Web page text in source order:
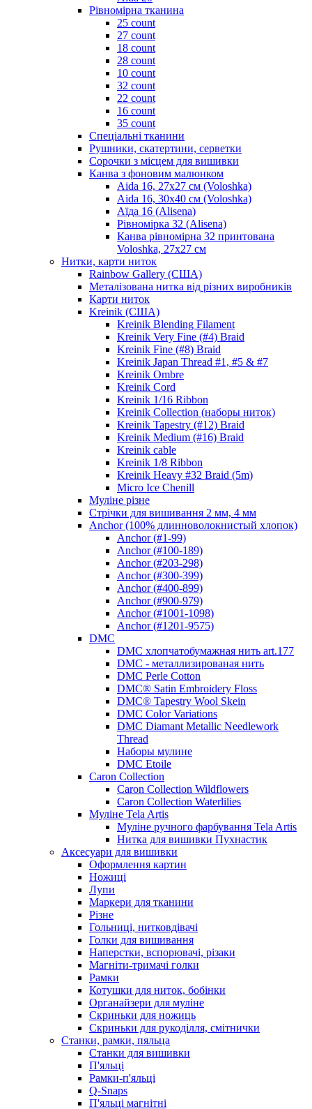
Рівномірна тканина
25 count
27 count
18 count
28 count
10 count
32 count
22 count
16 count
35 count
Спеціальні тканини
Рушники, скатертини, серветки
Сорочки з місцем для вишивки
Канва з фоновим малюнком
Aida 16, 27х27 см (Voloshka)
Aida 16, 30х40 см (Voloshka)
Аїда 16 (Alisena)
Рівномірка 32 (Alisena)
Канва рівномірна 32 принтована
Voloshka, 27х27 см
Нитки, карти ниток
Rainbow Gallery (США)
Металізована нитка від різних виробників
Карти ниток
Kreinik (США)
Kreinik Blending Filament
Kreinik Very Fine (#4) Braid
Kreinik Fine (#8) Braid
Kreinik Japan Thread #1, #5 & #7
Kreinik Ombre
Kreinik Cord
Kreinik 1/16 Ribbon
Kreinik Collection (наборы ниток)
Kreinik Tapestry (#12) Braid
Kreinik Medium (#16) Braid
Kreinik cable
Kreinik 1/8 Ribbon
Kreinik Heavy #32 Braid (5m)
Micro Ice Chenill
Муліне різне
Стрічки для вишивання 2 мм, 4 мм
Anchor (100% длинноволокнистый хлопок)
Anchor (#1-99)
Anchor (#100-189)
Anchor (#203-298)
Anchor (#300-399)
Anchor (#400-899)
Anchor (#900-979)
Anchor (#1001-1098)
Anchor (#1201-9575)
DMC
DMC хлопчатобумажная нить art.177
DMC - металлизированая нить
DMC Perle Cotton
DMC® Satin Embroidery Floss
DMC® Tapestry Wool Skein
DMC Color Variations
DMC Diamant Metallic Needlework
Thread
Наборы мулине
DMC Etoile
Caron Collection
Caron Collection Wildflowers
Caron Collection Waterlilies
Муліне Tela Artis
Муліне ручного фарбування Tela Artis
Нитка для вишивки Пухнастик
Аксесуари для вишивки
Оформлення картин
Ножиці
Лупи
Маркери для тканини
Різне
Гольниці, нитковдівачі
Голки для вишивання
Наперстки, вспорювачі, різаки
Магніти-тримачі голки
Рамки
Котушки для ниток, бобінки
Органайзери для муліне
Скриньки для ножиць
Скриньки для рукоділля, смітнички
Станки, рамки, пяльца
Станки для вишивки
П'яльці
Рамки-п'яльці
Q-Snaps
П'яльці магнітні